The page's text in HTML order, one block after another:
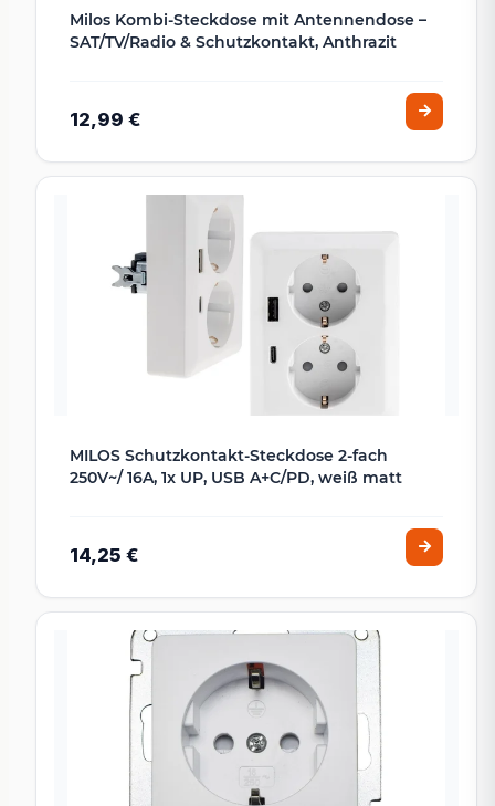
Milos Kombi-Steckdose mit Antennendose –
SAT/TV/Radio & Schutzkontakt, Anthrazit
12,99 €
MILOS Schutzkontakt-Steckdose 2-fach
250V~/ 16A, 1x UP, USB A+C/PD, weiß matt
14,25 €